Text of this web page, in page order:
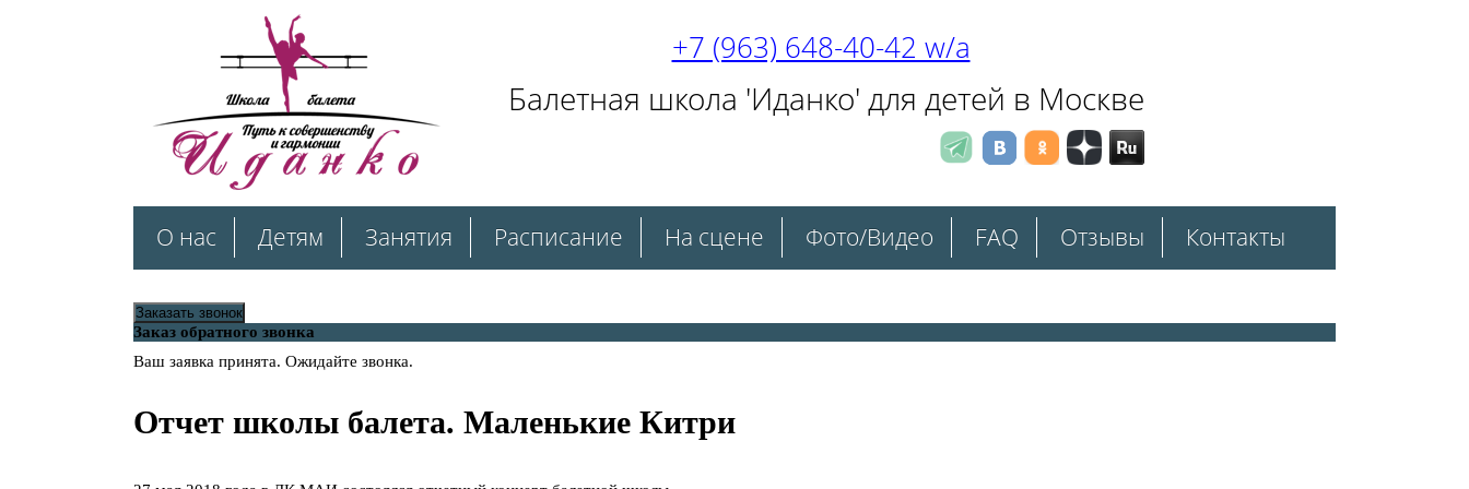
+7 (963) 648-40-42 w/a
Балетная школа 'Иданко' для детей в Москве
О нас Детям Занятия Расписание На сцене Фото/Видео FAQ Отзывы Контакты
Заказать звонок
Заказ обратного звонка
Ваш заявка принята. Ожидайте звонка.
Отчет школы балета. Маленькие Китри